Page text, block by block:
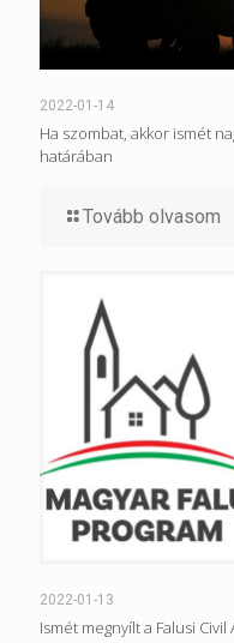
2022-01-14
Ha szombat, akkor ismét
határában
Tovább olvasom
2022-01-13
Ismét megnyílt a Falusi